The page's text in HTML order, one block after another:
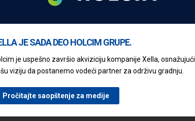
toplotna izolacija, unutrašnja i spoljašnja završna
barijera. Najvažnija stavka dobre izolacije jeste
paropropusnost, otpornost na habanje i
PLOČAMA
JE SADA DEO HOLCIM GRUPE.
je uspešno završio akviziciju kompanije Xella, osnažujući
viziju da postanemo vodeći partner za održivu gradnju.
Pročitajte saopštenje za medije